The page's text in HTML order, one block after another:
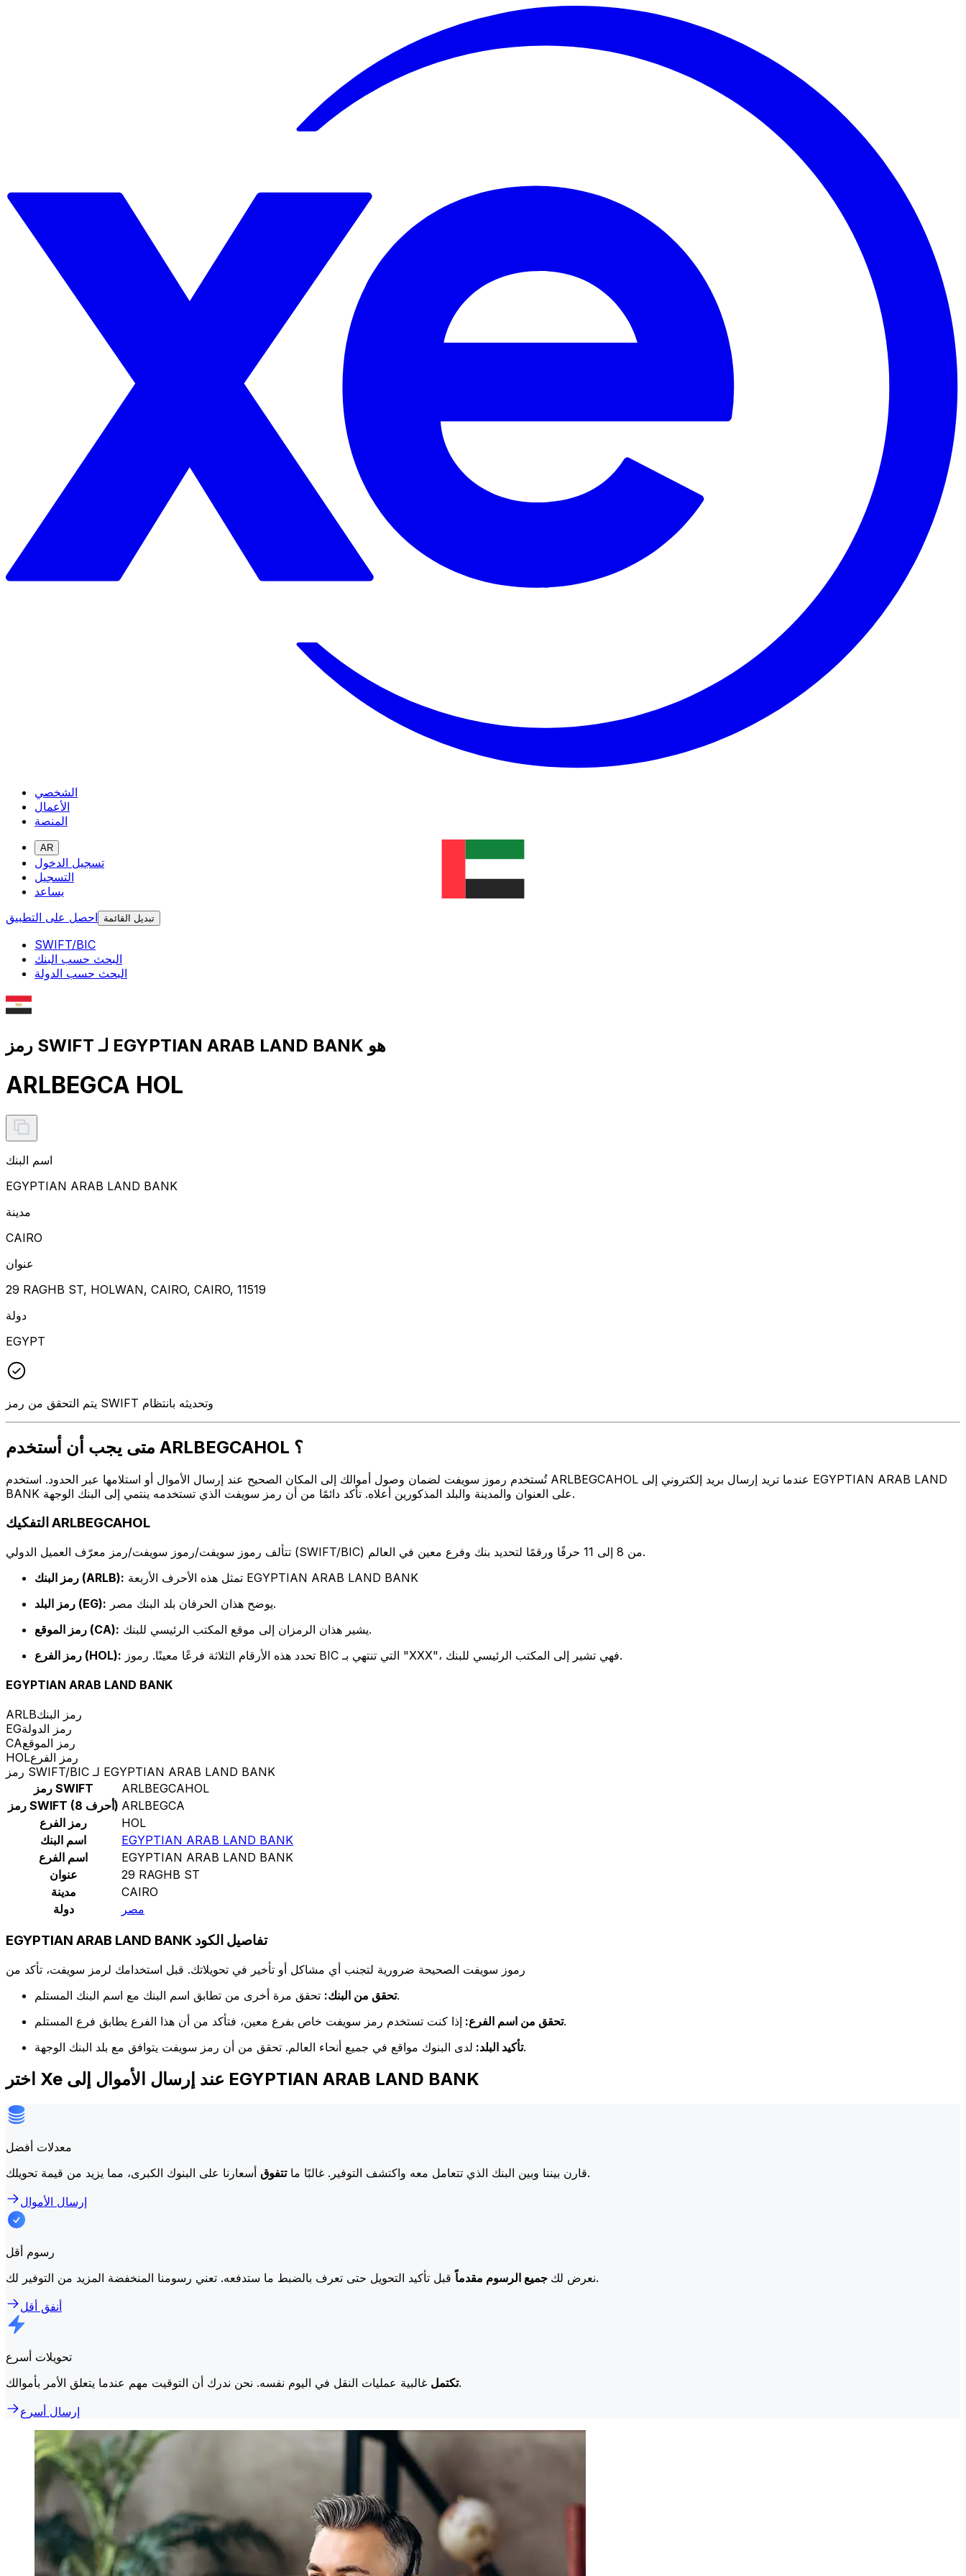
الشخصي
الأعمال
المنصة
AR
تسجيل الدخول
التسجيل
يساعد
احصل على التطبيق
تبديل القائمة
SWIFT/BIC
البحث حسب البنك
البحث حسب الدولة
رمز SWIFT لـ EGYPTIAN ARAB LAND BANK هو
ARLBEGCA HOL
اسم البنك
EGYPTIAN ARAB LAND BANK
مدينة
CAIRO
عنوان
29 RAGHB ST, HOLWAN, CAIRO, CAIRO, 11519
دولة
EGYPT
يتم التحقق من رمز SWIFT وتحديثه بانتظام
متى يجب أن أستخدم ARLBEGCAHOL ؟
تُستخدم رموز سويفت لضمان وصول أموالك إلى المكان الصحيح عند إرسال الأموال أو استلامها عبر الحدود. استخدم ARLBEGCAHOL عندما تريد إرسال بريد إلكتروني إلى EGYPTIAN ARAB LAND
BANK على العنوان والمدينة والبلد المذكورين أعلاه. تأكد دائمًا من أن رمز سويفت الذي تستخدمه ينتمي إلى البنك الوجهة.
التفكيك ARLBEGCAHOL
تتألف رموز سويفت/رموز سويفت/رمز معرّف العميل الدولي (SWIFT/BIC) من 8 إلى 11 حرفًا ورقمًا لتحديد بنك وفرع معين في العالم.
رمز البنك (ARLB):
تمثل هذه الأحرف الأربعة EGYPTIAN ARAB LAND BANK
رمز البلد (EG):
يوضح هذان الحرفان بلد البنك مصر.
رمز الموقع (CA):
يشير هذان الرمزان إلى موقع المكتب الرئيسي للبنك.
رمز الفرع (HOL):
تحدد هذه الأرقام الثلاثة فرعًا معينًا. رموز BIC التي تنتهي بـ "XXX"، فهي تشير إلى المكتب الرئيسي للبنك.
EGYPTIAN ARAB LAND BANK
ARLBرمز البنك
EGرمز الدولة
CAرمز الموقع
HOLرمز الفرع
رمز SWIFT/BIC لـ EGYPTIAN ARAB LAND BANK
رمز SWIFT
ARLBEGCAHOL
رمز SWIFT (8 أحرف) ARLBEGCA
رمز الفرع
HOL
اسم البنك
EGYPTIAN ARAB LAND BANK
اسم الفرع
EGYPTIAN ARAB LAND BANK
عنوان
29 RAGHB ST
مدينة
CAIRO
دولة
مصر
EGYPTIAN ARAB LAND BANK تفاصيل الكود
رموز سويفت الصحيحة ضرورية لتجنب أي مشاكل أو تأخير في تحويلاتك. قبل استخدامك لرمز سويفت، تأكد من
تحقق من البنك:تحقق مرة أخرى من تطابق اسم البنك مع اسم البنك المستلم.
تحقق من اسم الفرع:إذا كنت تستخدم رمز سويفت خاص بفرع معين، فتأكد من أن هذا الفرع يطابق فرع المستلم.
تأكيد البلد:لدى البنوك مواقع في جميع أنحاء العالم. تحقق من أن رمز سويفت يتوافق مع بلد البنك الوجهة.
اختر Xe عند إرسال الأموال إلى EGYPTIAN ARAB LAND BANK
معدلات أفضل
قارن بيننا وبين البنك الذي تتعامل معه واكتشف التوفير. غالبًا ماتتفوق
أسعارنا على البنوك الكبرى، مما يزيد من قيمة تحويلك.
إرسال الأموال
رسوم أقل
نعرض لك جميع الرسوم مقدماً
قبل تأكيد التحويل حتى تعرف بالضبط ما ستدفعه. تعني رسومنا المنخفضة المزيد من التوفير لك.
أنفق أقل
تحويلات أسرع
تكتملغالبية عمليات النقل في اليوم نفسه. نحن ندرك أن التوقيت مهم عندما يتعلق الأمر بأموالك.
إرسال أسرع